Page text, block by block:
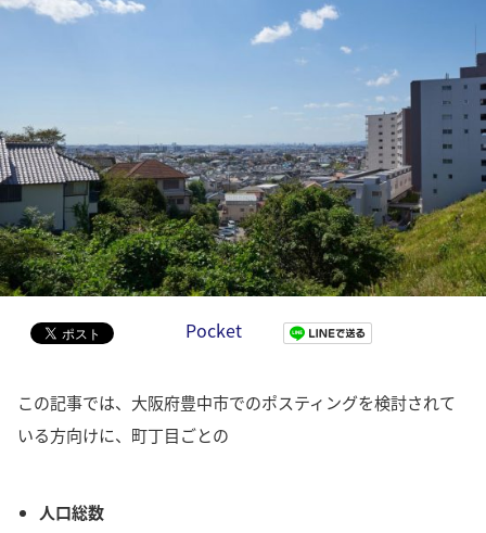
Pocket
この記事では、大阪府豊中市でのポスティングを検討されて
いる方向けに、町丁目ごとの
人口総数